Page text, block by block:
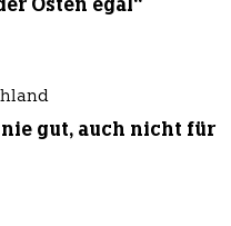
Osten egal“
gut, auch nicht für